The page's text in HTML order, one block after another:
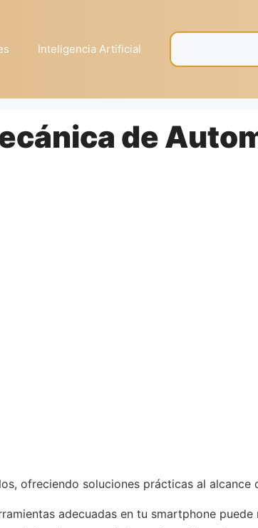
Inteligencia Artificial
de
ofreciendo soluciones prácticas al alcance
adecuadas en tu smartphone